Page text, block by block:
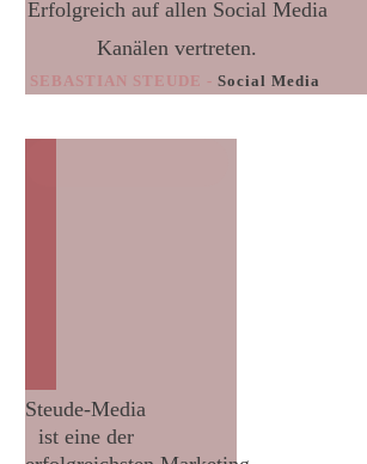
Erfolgreich auf allen Social Media
Kanälen vertreten.
SEBASTIAN STEUDE - Social Media
Steude-Media
ist eine der